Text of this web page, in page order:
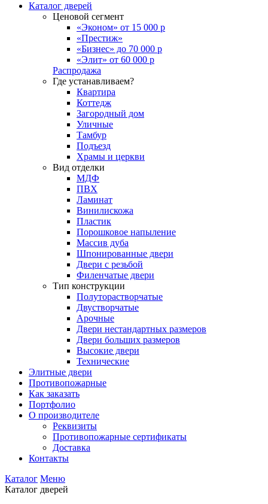
Каталог дверей
Ценовой сегмент
«Эконом» от 15 000 р
«Престиж»
«Бизнес» до 70 000 р
«Элит» от 60 000 р
Распродажа
Где устанавливаем?
Квартира
Коттедж
Загородный дом
Уличные
Тамбур
Подъезд
Храмы и церкви
Вид отделки
МДФ
ПВХ
Ламинат
Винилискожа
Пластик
Порошковое напыление
Массив дуба
Шпонированные двери
Двери с резьбой
Филенчатые двери
Тип конструкции
Полуторастворчатые
Двустворчатые
Арочные
Двери нестандартных размеров
Двери больших размеров
Высокие двери
Технические
Элитные двери
Противопожарные
Как заказать
Портфолио
О производителе
Реквизиты
Противопожарные сертификаты
Доставка
Контакты
Каталог Меню
Каталог дверей